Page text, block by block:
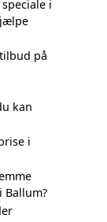
i
på
kan
i
Ballum?